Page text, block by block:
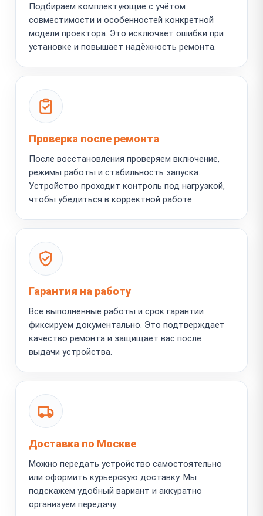
Подбираем комплектующие с учётом
совместимости и особенностей конкретной
модели проектора. Это исключает ошибки при
установке и повышает надёжность ремонта.
Проверка после ремонта
После восстановления проверяем включение,
режимы работы и стабильность запуска.
Устройство проходит контроль под нагрузкой,
чтобы убедиться в корректной работе.
Гарантия на работу
Все выполненные работы и срок гарантии
фиксируем документально. Это подтверждает
качество ремонта и защищает вас после
выдачи устройства.
Доставка по Москве
Можно передать устройство самостоятельно
или оформить курьерскую доставку. Мы
подскажем удобный вариант и аккуратно
организуем передачу.